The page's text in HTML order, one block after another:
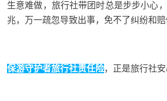
生意难做，旅行社带团时总是步步小心
兆，万一疏忽导致出事，免不了纠纷和赔
保游守护者旅行社责任险，正是旅行社